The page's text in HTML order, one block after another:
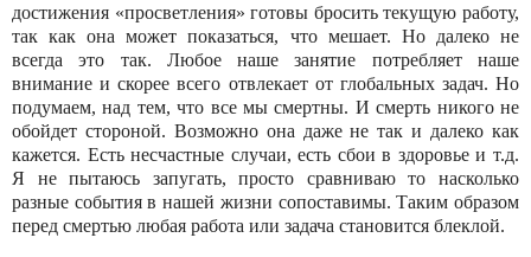
достижения «просветления» готовы бросить текущую работу,
так как она может показаться, что мешает. Но далеко не
всегда это так. Любое наше занятие потребляет наше
внимание и скорее всего отвлекает от глобальных задач. Но
подумаем, над тем, что все мы смертны. И смерть никого не
обойдет стороной. Возможно она даже не так и далеко как
кажется. Есть несчастные случаи, есть сбои в здоровье и т.д.
Я не пытаюсь запугать, просто сравниваю то насколько
разные события в нашей жизни сопоставимы. Таким образом
перед смертью любая работа или задача становится блеклой.